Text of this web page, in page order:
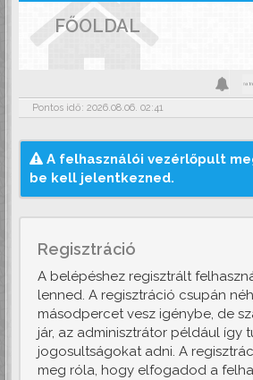
FŐOLDAL
Pontos idő: 2026.08.06. 02:41
A felhasználói vezérlőpult
be kell jelentkezned.
Regisztráció
A belépéshez regisztrált
lenned. A regisztráció csupán
másodpercet vesz igénybe, de
jár, az adminisztrátor például így
jogosultságokat adni. A
meg róla, hogy elfogadod a